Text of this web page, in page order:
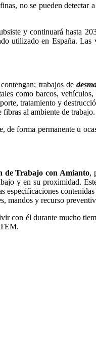
no se pueden
y continuará hasta
utilizado en España. Las
trabajos de
como barcos, vehículos,
tratamiento y
al ambiente de trabajo.
forma permanente u
de Trabajo con Amianto,
y en su proximidad.
mandos y recurso
con él durante mucho